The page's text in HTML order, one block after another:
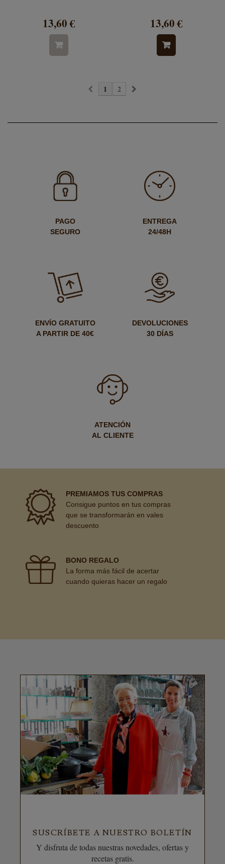
13,60 € 13,60 €
1 2
PAGO
SEGURO
ENTREGA
24/48H
ENVÍO GRATUITO
A PARTIR DE 40€
DEVOLUCIONES
30 DÍAS
ATENCIÓN
AL CLIENTE
PREMIAMOS TUS COMPRAS
Consigue puntos en tus compras
que se transformarán en vales
descuento
BONO REGALO
La forma más fácil de acertar
cuando quieras hacer un regalo
SUSCRÍBETE A NUESTRO BOLETÍN
Y disfruta de todas nuestras novedades, ofertas y
recetas gratis.